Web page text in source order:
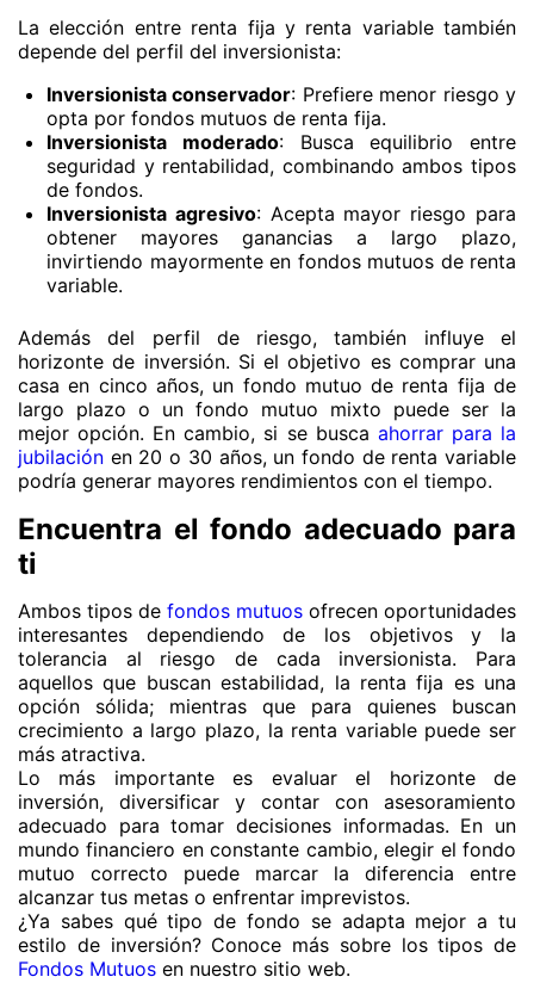
La elección entre renta fija y renta variable también
depende del perfil del inversionista:
Inversionista conservador: Prefiere menor riesgo y
opta por fondos mutuos de renta fija.
Inversionista moderado: Busca equilibrio entre
seguridad y rentabilidad, combinando ambos tipos
de fondos.
Inversionista agresivo: Acepta mayor riesgo para
obtener mayores ganancias a largo plazo,
invirtiendo mayormente en fondos mutuos de renta
variable.
Además del perfil de riesgo, también influye el
horizonte de inversión. Si el objetivo es comprar una
casa en cinco años, un fondo mutuo de renta fija de
largo plazo o un fondo mutuo mixto puede ser la
mejor opción. En cambio, si se busca ahorrar para la
jubilación en 20 o 30 años, un fondo de renta variable
podría generar mayores rendimientos con el tiempo.
Encuentra el fondo adecuado para
ti
Ambos tipos de fondos mutuos ofrecen oportunidades
interesantes dependiendo de los objetivos y la
tolerancia al riesgo de cada inversionista. Para
aquellos que buscan estabilidad, la renta fija es una
opción sólida; mientras que para quienes buscan
crecimiento a largo plazo, la renta variable puede ser
más atractiva.
Lo más importante es evaluar el horizonte de
inversión, diversificar y contar con asesoramiento
adecuado para tomar decisiones informadas. En un
mundo financiero en constante cambio, elegir el fondo
mutuo correcto puede marcar la diferencia entre
alcanzar tus metas o enfrentar imprevistos.
¿Ya sabes qué tipo de fondo se adapta mejor a tu
estilo de inversión? Conoce más sobre los tipos de
Fondos Mutuos en nuestro sitio web.